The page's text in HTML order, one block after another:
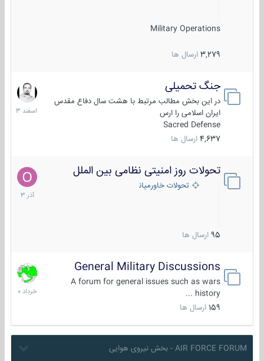
Military Operations
3,279 ارسال ها
جنگ تحمیلی
در این بخش مطالب مرتبط با هشت سال دفاع مقدس
ایران اسلامی را ارس
Sacred Defense
4,637 ارسال ها
20
اسفند
1403
تحولات روز امنیتی نظامی بین الملل
تحولات خاورمیانه
95 ارسال ها
21
آذر
1403
General Military Discussions
A forum for general issues such as wars
history ...
159 ارسال ها
10
خرداد
1400
AIR FORCE FORUM - بخش نیروی هوایی